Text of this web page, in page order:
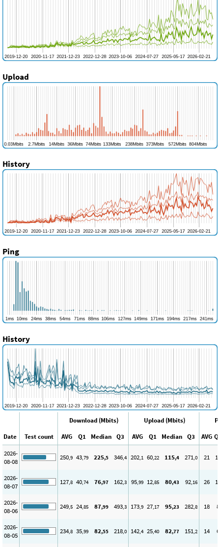
Upload
History
Ping
History
Download (Mbits) Upload (Mbits)
Date
Test count AVG Q1 Median Q3 AVG Q1 Median Q3 AVG
2026-
08-08
250,9 43,79 225,5 346,4 202,1 60,22 115,4 271,0 21
2026-
08-07
127,8 40,74 76,97 162,3 95,99 12,85 80,43 92,16 26
2026-
08-06
249,5 24,85 87,99 493,3 173,9 27,17 95,23 282,8 18 8
2026-
08-05
234,8 35,99 82,55 218,0 142,4 25,40 82,77 151,2 14 6